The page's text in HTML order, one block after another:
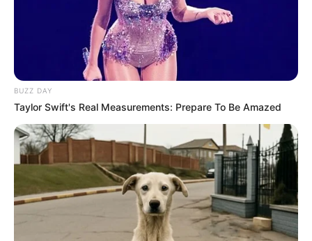
BUZZ DAY
Taylor Swift's Real Measurements: Prepare To Be Amazed